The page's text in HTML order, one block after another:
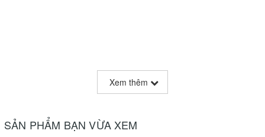
Xem thêm
SẢN PHẨM BẠN VỪA XEM